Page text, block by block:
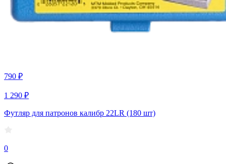
790 ₽
1 290 ₽
Футляр для патронов калибр 22LR (180 шт)
0